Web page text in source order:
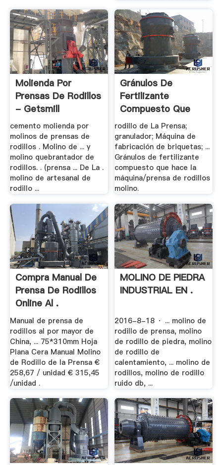
Molienda Por
Prensas De Rodillos
- Getsmill
cemento molienda por
molinos de prensas de
rodillos . Molino de ... y
molino quebrantador de
rodillos. . (prensa ... De La .
molino de artesanal de
rodillo ...
Gránulos De
Fertilizante
Compuesto Que
Hace La .
rodillo de La Prensa;
granulador; Máquina de
fabricación de briquetas; ...
Gránulos de fertilizante
compuesto que hace la
máquina/prensa de rodillos
molino.
Compra Manual De
Prensa De Rodillos
Online Al .
Manual de prensa de
rodillos al por mayor de
China, ... 75*310mm Hoja
Plana Cera Manual Molino
de Rodillo de la Prensa €
258,67 / unidad € 315,45
/unidad .
MOLINO DE PIEDRA
INDUSTRIAL EN .
2016-8-18 · ... molino de
rodillo de prensa, molino
de rodillo de piedra, molino
de rodillo de
calentamiento, ... molino de
rodillos, molino de rodillo
ruido db, ...